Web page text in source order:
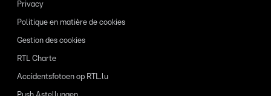
Privacy
Politique en matière de cookies
Gestion des cookies
RTL Charte
Accidentsfotoen op RTL.lu